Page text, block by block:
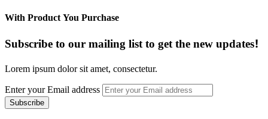
With Product You Purchase
Subscribe to our mailing list to get the new updates!
Lorem ipsum dolor sit amet, consectetur.
Enter your Email address